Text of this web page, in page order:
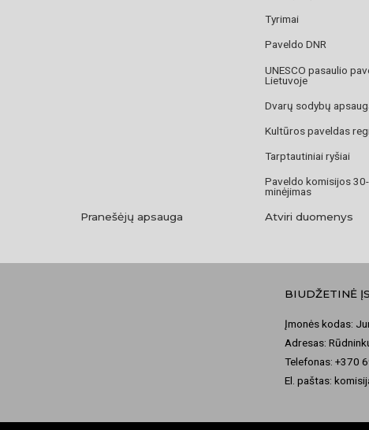
Tyrimai
Paveldo DNR
UNESCO pasaulio
Lietuvoje
Dvarų sodybų
Kultūros paveldas
Tarptautiniai ryšiai
Paveldo komisijos
minėjimas
Pranešėjų apsauga Atviri duomenys
BIUDŽETINĖ
Įmonės kodas:
Adresas:
Telefonas: +370
El. paštas: